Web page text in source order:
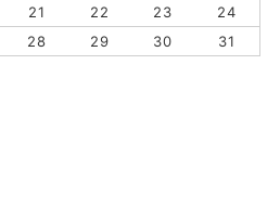
21 22 23
24
28 29 30 31